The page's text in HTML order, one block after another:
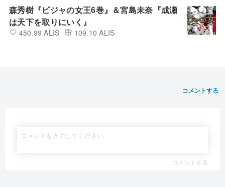
森秀樹『ビジャの女王6巻』＆宮島未奈『成瀬
は天下を取りにいく』
450.99 ALIS 109.10 ALIS
コメントする
コメントする